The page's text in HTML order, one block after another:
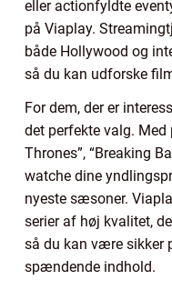
eller actionfyldte
på Viaplay.
både Hollywood og
så du kan udforske
For dem, der er
det perfekte valg.
Thrones”, “Breaking
watche dine
nyeste sæsoner.
serier af høj kvalitet,
så du kan være sikker
spændende indhold.